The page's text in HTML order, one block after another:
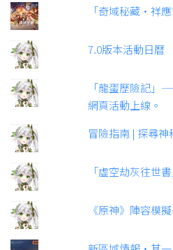
「奇域秘藏·祥
7.0版本活動日曆
「龍蛋歷險記
網頁活動上線。
冒險指南 | 探尋
「虛空劫灰往世
《原神》陣容模